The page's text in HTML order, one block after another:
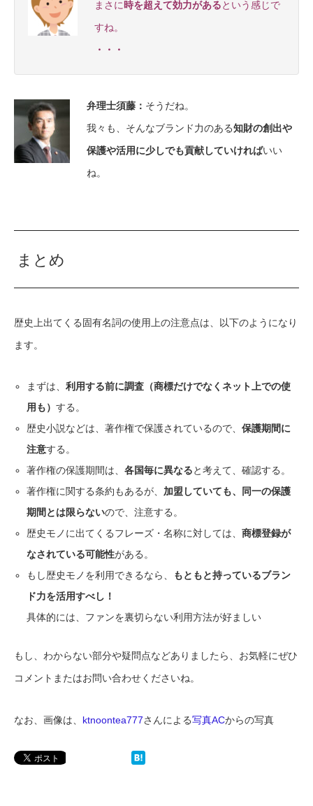
まさに時を超えて効力があるという感じで
すね。
・・・
弁理士須藤： そうだね。
我々も、そんなブランド力のある知財の創出や
保護や活用に少しでも貢献していければいい
ね。
まとめ
歴史上出てくる固有名詞の使用上の注意点は、以下のようになり
ます。
まずは、利用する前に調査（商標だけでなくネット上での使
用も）する。
歴史小説などは、著作権で保護されているので、保護期間に
注意する。
著作権の保護期間は、各国毎に異なると考えて、確認する。
著作権に関する条約もあるが、 加盟していても、同一の保護
期間とは限らないので、注意する。
歴史モノに出てくるフレーズ・名称に対しては、商標登録が
なされている可能性がある。
もし歴史モノを利用できるなら、
もともと持っているブラン
ド力を活用すべし！
具体的には、ファンを裏切らない利用方法が好ましい
もし、わからない部分や疑問点などありましたら、お気軽にぜひ
コメントまたはお問い合わせくださいね。
なお、画像は、 ktnoontea777さんによる写真ACからの写真